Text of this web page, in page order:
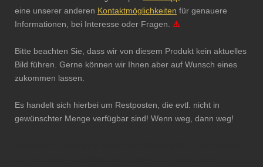
eine unserer anderen Kontaktmöglichkeiten für genauere
Informationen, bei Interesse oder Fragen. ⚠
Bitte beachten Sie, dass wir von diesem Produkt kein aktuelles
Bild führen. Gerne können wir Ihnen aber auf Wunsch eines
zukommen lassen.
Es handelt sich hierbei um Restposten, die evtl. nicht in
gewünschter Menge verfügbar sind! Wenn weg, dann weg!